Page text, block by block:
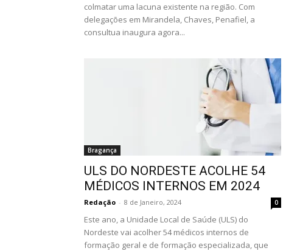
colmatar uma lacuna existente na região. Com
delegações em Mirandela, Chaves, Penafiel, a
consultua inaugura agora...
Bragança
ULS DO NORDESTE ACOLHE 54
MÉDICOS INTERNOS EM 2024
Redação - 8 de Janeiro, 2024 0
Este ano, a Unidade Local de Saúde (ULS) do
Nordeste vai acolher 54 médicos internos de
formação geral e de formação especializada, que